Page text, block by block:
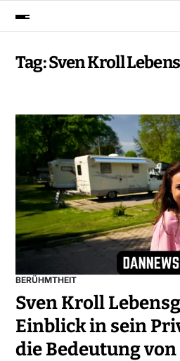
Tag:Sven Kroll
BERÜHMTHEIT
Sven Kroll
Einblick in sein
die Bedeutung